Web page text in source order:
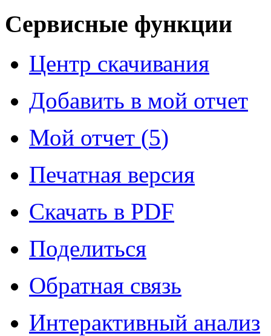
Сервисные функции
Центр скачивания
Добавить в мой отчет
Мой отчет (5)
Печатная версия
Скачать в PDF
Поделиться
Обратная связь
Интерактивный анализ